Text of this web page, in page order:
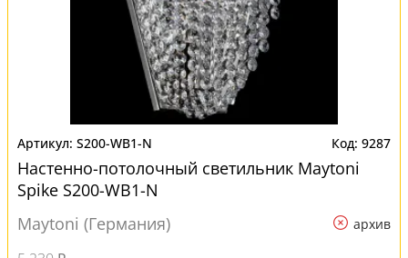
S200-WB1-N 9287
Настенно-потолочный светильник Maytoni
Spike S200-WB1-N
Maytoni (Германия)
архив